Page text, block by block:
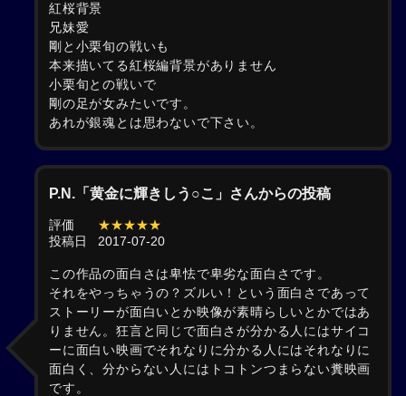
紅桜背景
兄妹愛
剛と小栗旬の戦いも
本来描いてる紅桜編背景がありません
小栗旬との戦いで
剛の足が女みたいです。
あれが銀魂とは思わないで下さい。
P.N.「黄金に輝きしう○こ」さんからの投稿
評価
★★★★★
投稿日
2017-07-20
この作品の面白さは卑怯で卑劣な面白さです。
それをやっちゃうの？ズルい！という面白さであって
ストーリーが面白いとか映像が素晴らしいとかではあ
りません。狂言と同じで面白さが分かる人にはサイコ
ーに面白い映画でそれなりに分かる人にはそれなりに
面白く、分からない人にはトコトンつまらない糞映画
です。